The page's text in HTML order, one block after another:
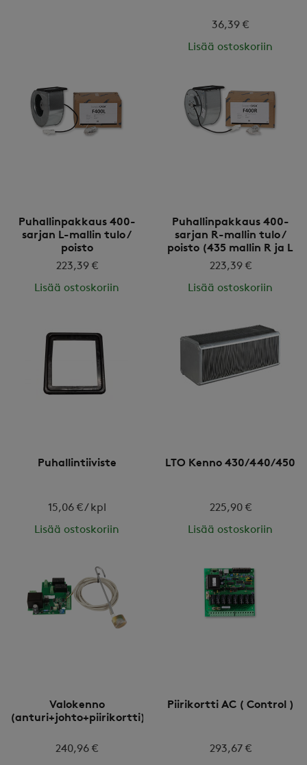
36,39 €
Lisää ostoskoriin
Puhallinpakkaus 400-
sarjan L-mallin tulo /
poisto
223,39 €
Lisää ostoskoriin
Puhallinpakkaus 400-
sarjan R-mallin tulo /
poisto (435 mallin R ja L
tulo / poisto)
223,39 €
Lisää ostoskoriin
Puhallintiiviste
15,06 € / kpl
Lisää ostoskoriin
LTO Kenno 430/440/450
225,90 €
Lisää ostoskoriin
Valokenno
(anturi+johto+piirikortti)
240,96 €
Piirikortti AC ( Control )
293,67 €